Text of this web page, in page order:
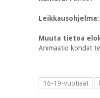
Leikkausohjelma:
Muuta tietoa
Animaatio kohdat
16-19-vuotiaat